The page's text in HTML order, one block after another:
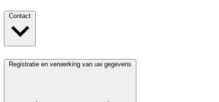
Contact
Registratie en verwerking van uw gegevens